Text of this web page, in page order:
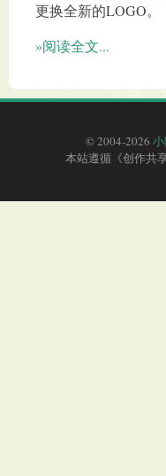
更换全新的LOGO。
»阅读全文...
© 2004-2026
本站遵循《创作共